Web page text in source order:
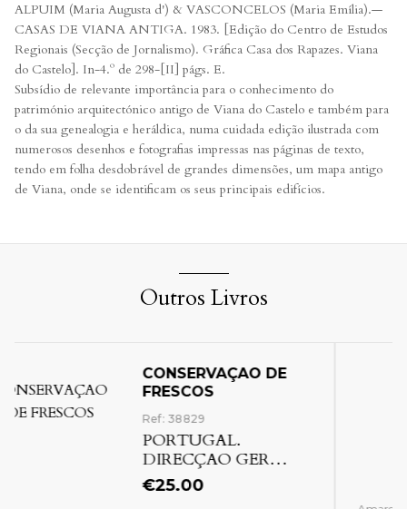
ALPUIM (Maria Augusta d') & VASCONCELOS (Maria Emília).—
CASAS DE VIANA ANTIGA. 1983. [Edição do Centro de Estudos
Regionais (Secção de Jornalismo). Gráfica Casa dos Rapazes. Viana
do Castelo]. In-4.º de 298-[II] págs. E.
Subsídio de relevante importância para o conhecimento do
património arquitectónico antigo de Viana do Castelo e também para
o da sua genealogia e heráldica, numa cuidada edição ilustrada com
numerosos desenhos e fotografias impressas nas páginas de texto,
tendo em folha desdobrável de grandes dimensões, um mapa antigo
de Viana, onde se identificam os seus principais edifícios.
Outros Livros
MINHO DOSSEL DE
PORTUGAL
Ref: 33896
FARIA (Armindo de)